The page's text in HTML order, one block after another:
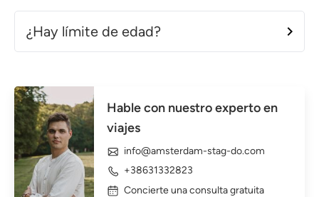
¿Hay límite de edad?
Hable con nuestro experto en
viajes
info@amsterdam-stag-do.com
+38631332823
Concierte una consulta gratuita